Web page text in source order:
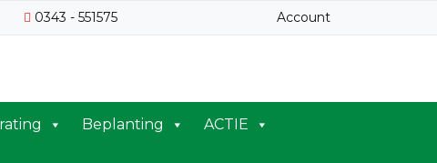
0343 - 551575 Account
Beplanting ACTIE